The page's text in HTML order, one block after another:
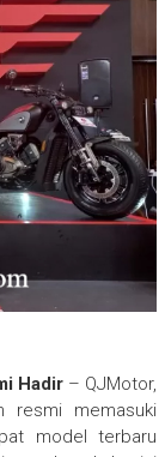
Hadir– QJMotor,
resmi memasuki
model terbaru